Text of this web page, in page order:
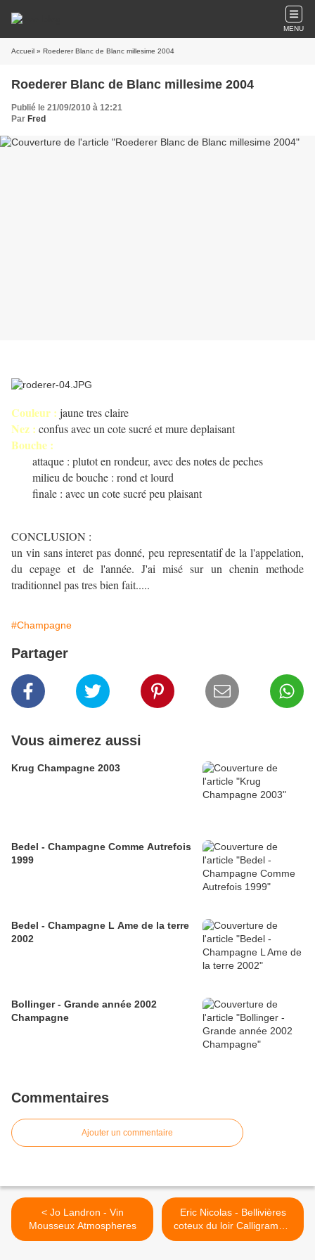
MENU
Accueil » Roederer Blanc de Blanc millesime 2004
Roederer Blanc de Blanc millesime 2004
Publié le 21/09/2010 à 12:21
Par Fred
Couleur : jaune tres claire
Nez : confus avec un cote sucré et mure deplaisant
Bouche :
attaque : plutot en rondeur, avec des notes de peches
milieu de bouche : rond et lourd
finale : avec un cote sucré peu plaisant
CONCLUSION :
un vin sans interet pas donné, peu representatif de la l'appelation,
du cepage et de l'année. J'ai misé sur un chenin methode
traditionnel pas tres bien fait.....
#Champagne
Partager
Vous aimerez aussi
Krug Champagne 2003
Bedel - Champagne Comme Autrefois
1999
Bedel - Champagne L Ame de la terre
2002
Bollinger - Grande année 2002
Champagne
Commentaires
Ajouter un commentaire
< Jo Landron - Vin
Mousseux Atmospheres
Eric Nicolas - Bellivières
coteux du loir Calligramme
2005 >